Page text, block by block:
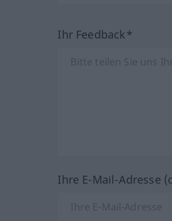
Ihr Feedback*
Ihre E-Mail-Adresse